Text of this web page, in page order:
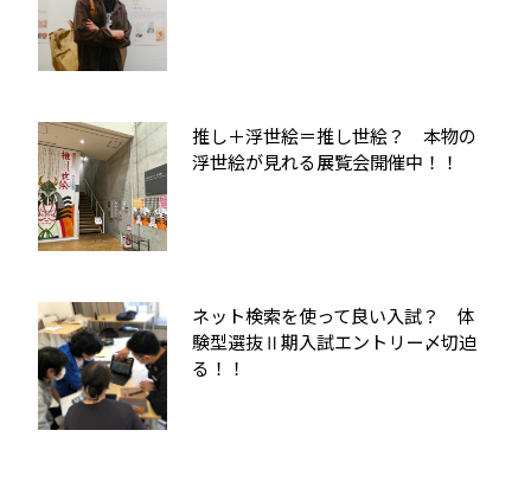
推し＋浮世絵＝推し世絵？ 本物の
浮世絵が見れる展覧会開催中！！
ネット検索を使って良い入試？ 体
験型選抜Ⅱ期入試エントリー〆切迫
る！！